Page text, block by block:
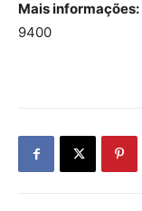
Mais informações:
9400